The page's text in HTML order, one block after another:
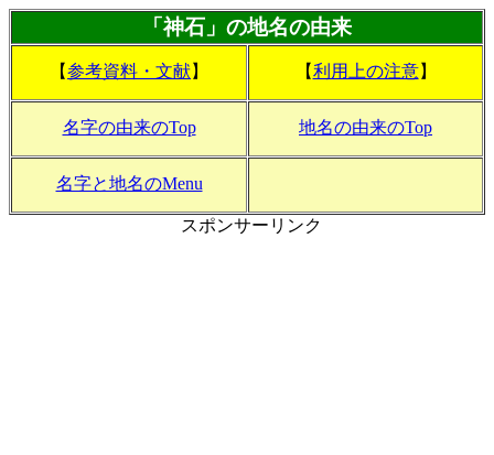
「神石」の地名の由来
【参考資料・文献】 【利用上の注意】
名字の由来のTop 地名の由来のTop
名字と地名のMenu
スポンサーリンク